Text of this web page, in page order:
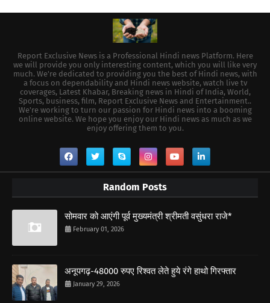
Report Exclusive News is a Professional Hindi news Platform. Here
we will provide you only interesting content, which you will like very
much. We're dedicated to providing you the best of Hindi news, with
a focus on dependability and Hindi news website, watch live tv
coverages, Latest Khabar, Breaking news in Hindi of India, World,
Sports, business, film, Report Exclusive News and Entertainment..
We're working to turn our passion for Hindi news into a booming
online website. We hope you enjoy our Hindi news as much as we
enjoy offering them to you.
Random Posts
सोमवार को आएंगी पूर्व मुख्यमंत्री श्रीमती वसुंधरा राजे*
February 01, 2026
अनूपगढ़-48000 रुपए रिश्वत लेते हुये रंगे हाथो गिरफ्तार
January 29, 2026